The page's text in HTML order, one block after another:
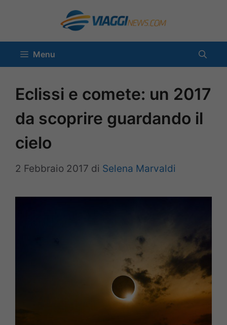
contenuto
Menu
Eclissi e comete: un 2017
da scoprire guardando il
cielo
2 Febbraio 2017 di Selena Marvaldi